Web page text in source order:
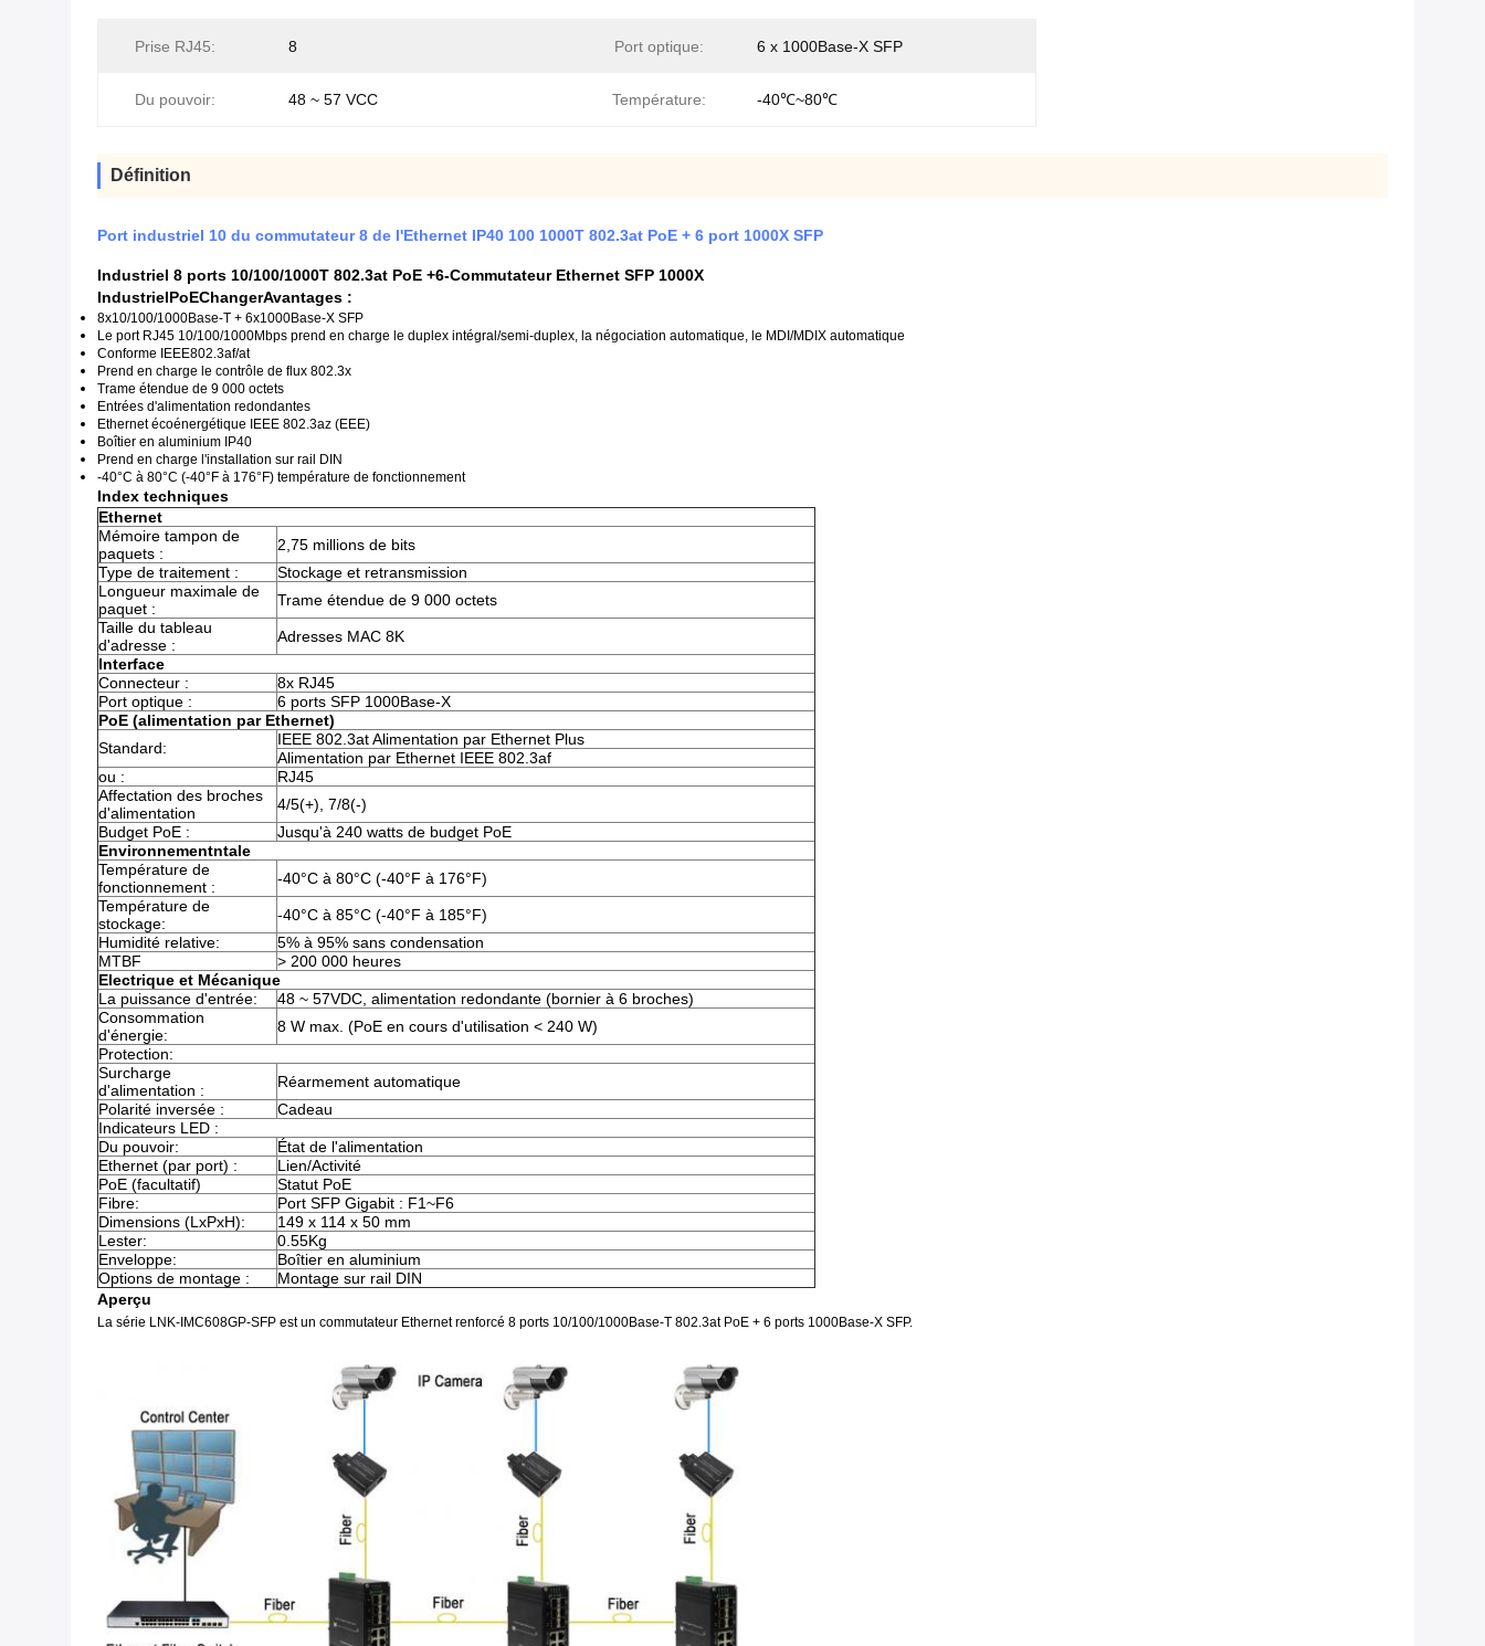
Prise RJ45: 8 Port optique: 6 x 1000Base-X SFP
Du pouvoir: 48 ~ 57 VCC Température: -40℃~80℃
Définition
Port industriel 10 du commutateur 8 de l'Ethernet IP40 100 1000T 802.3at PoE + 6 port 1000X SFP
Industriel 8 ports 10/100/1000T 802.3at PoE +6-Commutateur Ethernet SFP 1000X
IndustrielPoEChangerAvantages :
8x10/100/1000Base-T + 6x1000Base-X SFP
Le port RJ45 10/100/1000Mbps prend en charge le duplex intégral/semi-duplex, la négociation automatique, le MDI/MDIX automatique
Conforme IEEE802.3af/at
Prend en charge le contrôle de flux 802.3x
Trame étendue de 9 000 octets
Entrées d'alimentation redondantes
Ethernet écoénergétique IEEE 802.3az (EEE)
Boîtier en aluminium IP40
Prend en charge l'installation sur rail DIN
-40°C à 80°C (-40°F à 176°F) température de fonctionnement
Index techniques
Ethernet
Mémoire tampon de
paquets :
2,75 millions de bits
Type de traitement :
Stockage et retransmission
Longueur maximale de
paquet :
Trame étendue de 9 000 octets
Taille du tableau
d'adresse :
Adresses MAC 8K
Interface
Connecteur :
8x RJ45
Port optique :
6 ports SFP 1000Base-X
PoE (alimentation par Ethernet)
Standard:
IEEE 802.3at Alimentation par Ethernet Plus
Alimentation par Ethernet IEEE 802.3af
ou :
RJ45
Affectation des broches
d'alimentation
4/5(+), 7/8(-)
Budget PoE :
Jusqu'à 240 watts de budget PoE
Environnementntale
Température de
fonctionnement :
-40°C à 80°C (-40°F à 176°F)
Température de
stockage:
-40°C à 85°C (-40°F à 185°F)
Humidité relative:
5% à 95% sans condensation
MTBF
> 200 000 heures
Electrique et Mécanique
La puissance d'entrée:
48 ~ 57VDC, alimentation redondante (bornier à 6 broches)
Consommation
d'énergie:
8 W max. (PoE en cours d'utilisation < 240 W)
Protection:
Surcharge
d'alimentation :
Réarmement automatique
Polarité inversée :
Cadeau
Indicateurs LED :
Du pouvoir:
État de l'alimentation
Ethernet (par port) :
Lien/Activité
PoE (facultatif)
Statut PoE
Fibre:
Port SFP Gigabit : F1~F6
Dimensions (LxPxH):
149 x 114 x 50 mm
Lester:
0.55Kg
Enveloppe:
Boîtier en aluminium
Options de montage :
Montage sur rail DIN
Aperçu
La série LNK-IMC608GP-SFP est un commutateur Ethernet renforcé 8 ports 10/100/1000Base-T 802.3at PoE + 6 ports 1000Base-X SFP.